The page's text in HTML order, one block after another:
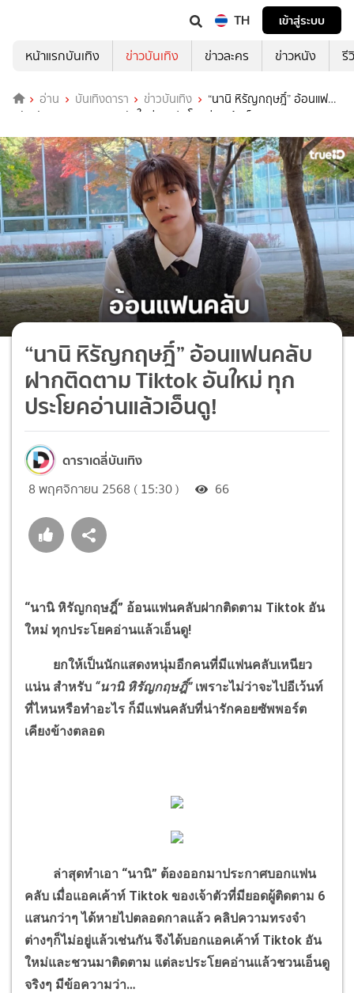
TH
เข้าสู่ระบบ
หน้าแรกบันเทิง
ข่าวบันเทิง ข่าวละคร ข่าวหนัง รี
อ่าน บันเทิงดารา ข่าวบันเทิง
“นานิ หิรัญกฤษฎิ์” อ้อนแฟน
คลับฝากติดตาม Tiktok อันใหม่ ทุกประโยคอ่านแล้วเอ็นดู!
“นานิ หิรัญกฤษฎิ์” อ้อนแฟนคลับ
ฝากติดตาม Tiktok อันใหม่ ทุก
ประโยคอ่านแล้วเอ็นดู!
ดาราเดลี่บันเทิง
8 พฤศจิกายน 2568 ( 15:30 ) 66
“นานิ หิรัญกฤษฎิ์” อ้อนแฟนคลับฝากติดตาม Tiktok อัน
ใหม่ ทุกประโยคอ่านแล้วเอ็นดู!
ยกให้เป็นนักแสดงหนุ่มอีกคนที่มีแฟนคลับเหนียว
แน่น สำหรับ “นานิ หิรัญกฤษฎิ์” เพราะไม่ว่าจะไปอีเว้นท์
ที่ไหนหรือทำอะไร ก็มีแฟนคลับที่น่ารักคอยซัพพอร์ต
เคียงข้างตลอด
ล่าสุดทำเอา “นานิ” ต้องออกมาประกาศบอกแฟน
คลับ เมื่อแอคเค้าท์ Tiktok ของเจ้าตัวที่มียอดผู้ติดตาม 6
แสนกว่าๆ ได้หายไปตลอดกาลแล้ว คลิปความทรงจำ
ต่างๆก็ไม่อยู่แล้วเช่นกัน จึงได้บอกแอคเค้าท์ Tiktok อัน
ใหม่และชวนมาติดตาม แต่ละประโยคอ่านแล้วชวนเอ็นดู
จริงๆ มีข้อความว่า…